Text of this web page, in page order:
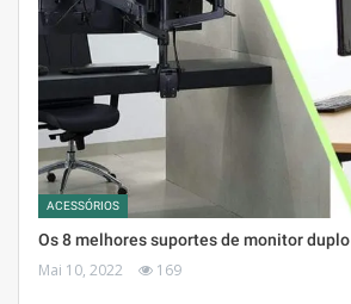
ACESSÓRIOS
Os 8 melhores suportes de monitor duplo
Mai 10, 2022 169